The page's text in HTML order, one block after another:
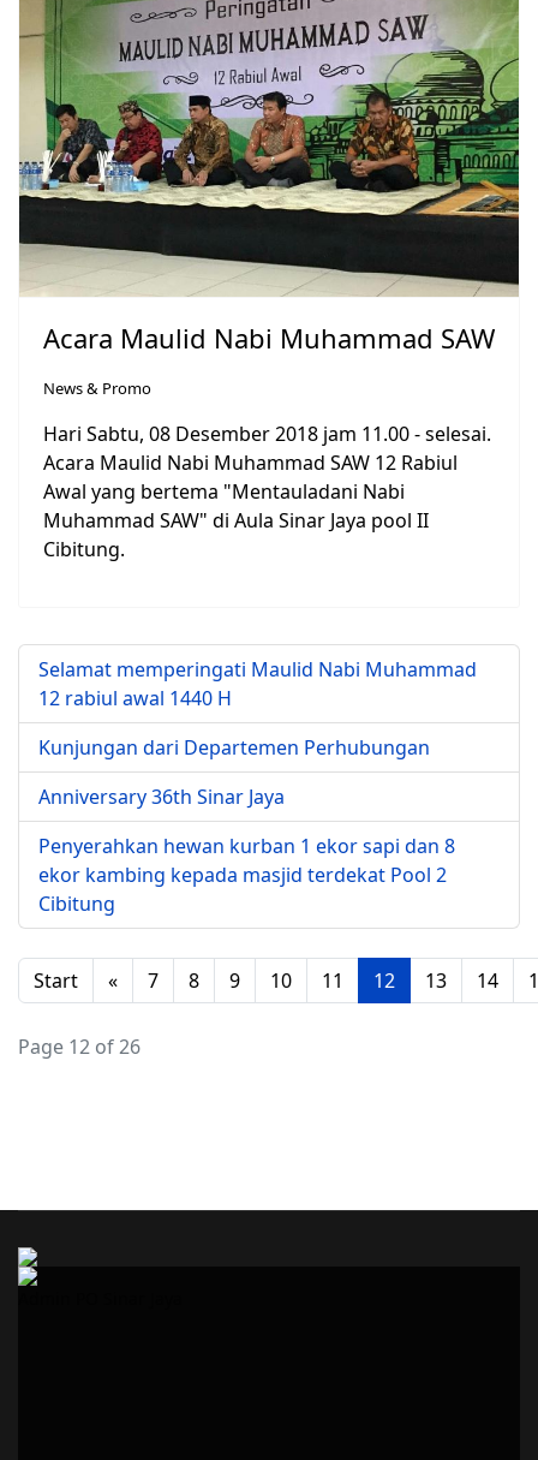
Acara Maulid Nabi Muhammad SAW
News & Promo
Hari Sabtu, 08 Desember 2018 jam 11.00 - selesai.
Acara Maulid Nabi Muhammad SAW 12 Rabiul
Awal yang bertema "Mentauladani Nabi
Muhammad SAW" di Aula Sinar Jaya pool II
Cibitung.
Selamat memperingati Maulid Nabi Muhammad
12 rabiul awal 1440 H
Kunjungan dari Departemen Perhubungan
Anniversary 36th Sinar Jaya
Penyerahkan hewan kurban 1 ekor sapi dan 8
ekor kambing kepada masjid terdekat Pool 2
Cibitung
Start « 7 8 9 10 11 12 13 14
Page 12 of 26